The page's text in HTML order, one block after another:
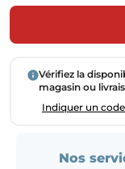
Vérifiez la
magasin ou
Indiquer un
Nos